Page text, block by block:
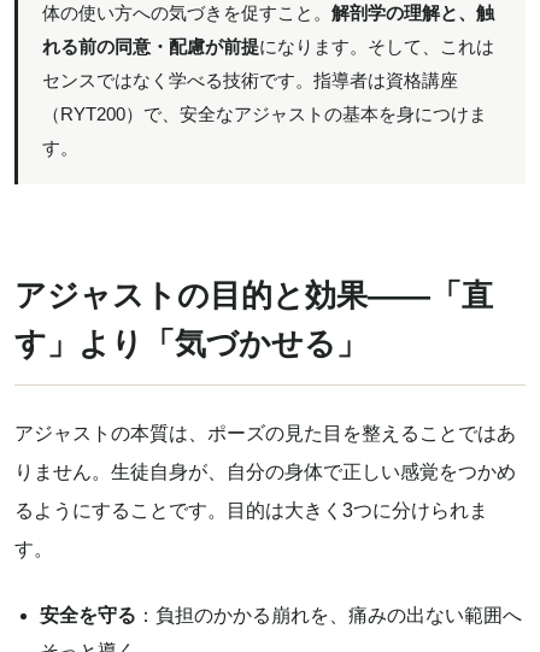
体の使い方への気づきを促すこと。 解剖学の理解と、触
れる前の同意・配慮が前提になります。そして、これは
センスではなく学べる技術です。指導者は資格講座
（RYT200）で、安全なアジャストの基本を身につけま
す。
アジャストの目的と効果——「直
す」より「気づかせる」
アジャストの本質は、ポーズの見た目を整えることではあ
りません。生徒自身が、自分の身体で正しい感覚をつかめ
るようにすることです。目的は大きく3つに分けられま
す。
安全を守る ：負担のかかる崩れを、痛みの出ない範囲へ